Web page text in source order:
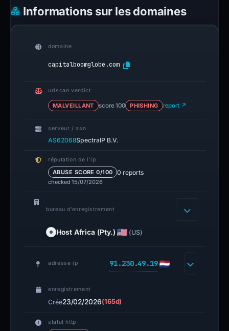
Informations sur les domaines
domaine
capitalboomglobe.com
urlscan verdict
MALVEILLANT score 100 PHISHING report ↗
serveur / asn
AS62068SpectraIP B.V.
réputation de l’ip
ABUSE SCORE 0/100 0 reports
checked 15/07/2026
bureau d’enregistrement
Host Africa (Pty.) (US)
adresse ip 91.230.49.19
enregistrement
Créé23/02/2026(165d)
statut http